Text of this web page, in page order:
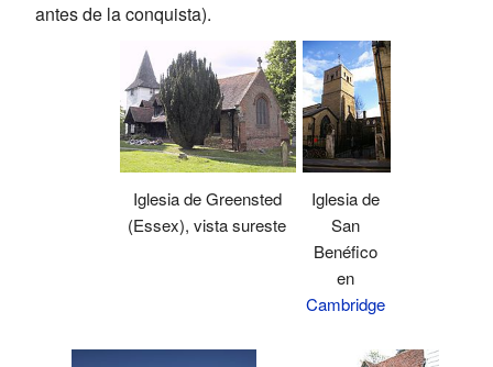
antes de la conquista).
Iglesia de Greensted
(Essex), vista sureste
Iglesia de
San
Benéfico
en
Cambridge